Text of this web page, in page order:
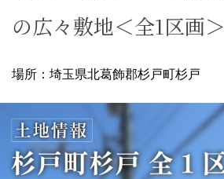
の広々敷地＜全1区画＞
場所：埼玉県北葛飾郡杉戸町杉戸